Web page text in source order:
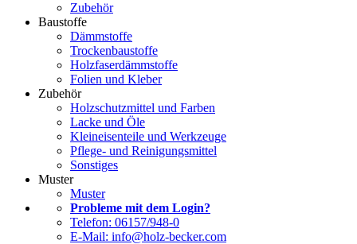
Zubehör
Baustoffe
Dämmstoffe
Trockenbaustoffe
Holzfaserdämmstoffe
Folien und Kleber
Zubehör
Holzschutzmittel und Farben
Lacke und Öle
Kleineisenteile und Werkzeuge
Pflege- und Reinigungsmittel
Sonstiges
Muster
Muster
Probleme mit dem Login?
Telefon: 06157/948-0
E-Mail: info@holz-becker.com